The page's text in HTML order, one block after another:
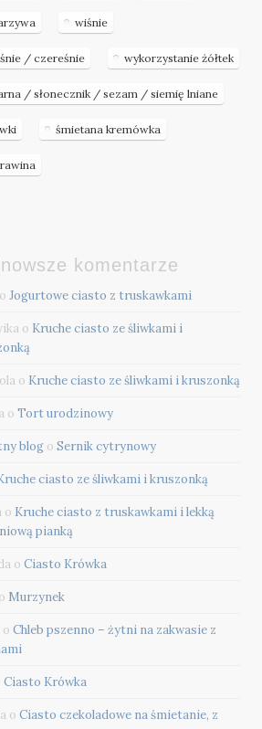
wiśnie
/ czereśnie wykorzystanie żółtek
/ słonecznik / sezam / siemię lniane
śmietana kremówka
komentarze
oJogurtowe ciasto z truskawkami
o Kruche ciasto ze śliwkami i
o Kruche ciasto ze śliwkami i kruszonką
oTort urodzinowy
blog oSernik cytrynowy
ciasto ze śliwkami i kruszonką
o Kruche ciasto z truskawkami i lekką
pianką
oCiasto Krówka
o Murzynek
oChleb pszenno – żytni na zakwasie z
Ciasto Krówka
oCiasto czekoladowe na śmietanie, z